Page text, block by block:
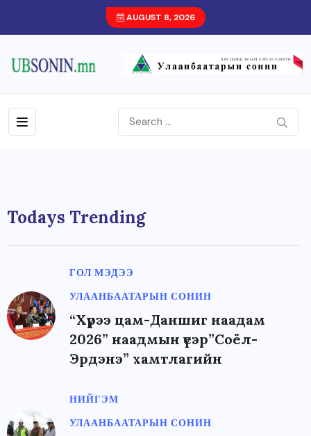
AUGUST 8, 2026
Todays Trending
ГОЛ МЭДЭЭ
УЛААНБААТАРЫН СОНИН
“Хүрээ цам-Даншиг наадам
2026” наадмын үеэр”Соёл-
Эрдэнэ” хамтлагийн
НИЙГЭМ
УЛААНБААТАРЫН СОНИН